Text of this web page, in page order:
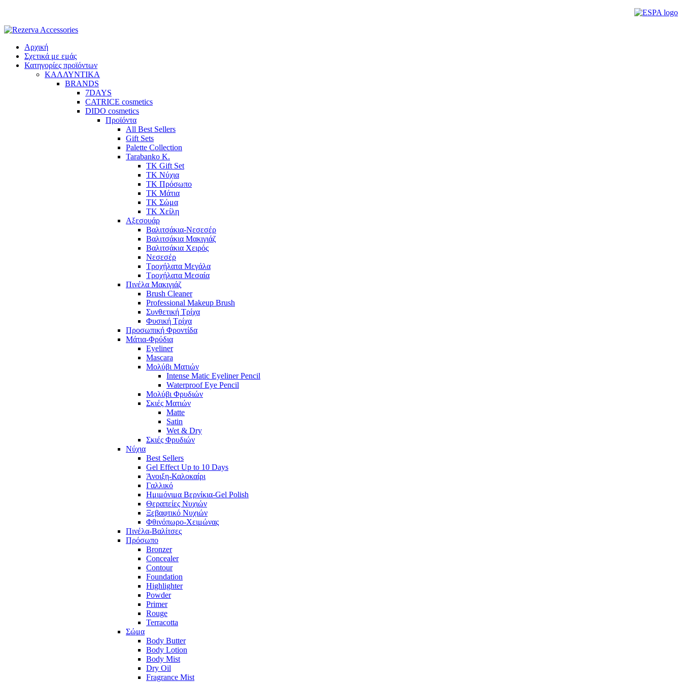
content
Αρχική
Σχετικά με εμάς
Κατηγορίες προϊόντων
ΚΑΛΛΥΝΤΙΚΑ
BRANDS
7DAYS
CATRICE cosmetics
DIDO cosmetics
Προϊόντα
All Best Sellers
Gift Sets
Palette Collection
Tarabanko K.
TK Gift Set
TK Νύχια
TK Πρόσωπο
ΤΚ Μάτια
ΤΚ Σώμα
ΤΚ Χείλη
Αξεσουάρ
Βαλιτσάκια-Νεσεσέρ
Βαλιτσάκια Μακιγιάζ
Βαλιτσάκια Χειρός
Νεσεσέρ
Τροχήλατα Μεγάλα
Τροχήλατα Μεσαία
Πινέλα Μακιγιάζ
Brush Cleaner
Professional Makeup Brush
Συνθετική Τρίχα
Φυσική Τρίχα
Προσωπική Φροντίδα
Μάτια-Φρύδια
Eyeliner
Mascara
Μολύβι Ματιών
Intense Matic Eyeliner Pencil
Waterproof Eye Pencil
Μολύβι Φρυδιών
Σκιές Ματιών
Matte
Satin
Wet & Dry
Σκιές Φρυδιών
Νύχια
Best Sellers
Gel Effect Up to 10 Days
Άνοιξη-Καλοκαίρι
Γαλλικό
Ημιμόνιμα Βερνίκια-Gel Polish
Θεραπείες Νυχιών
Ξεβαφτικό Νυχιών
Φθινόπωρο-Χειμώνας
Πινέλα-Βαλίτσες
Πρόσωπο
Bronzer
Concealer
Contour
Foundation
Highlighter
Powder
Primer
Rouge
Terracotta
Σώμα
Body Butter
Body Lotion
Body Mist
Dry Oil
Fragrance Mist